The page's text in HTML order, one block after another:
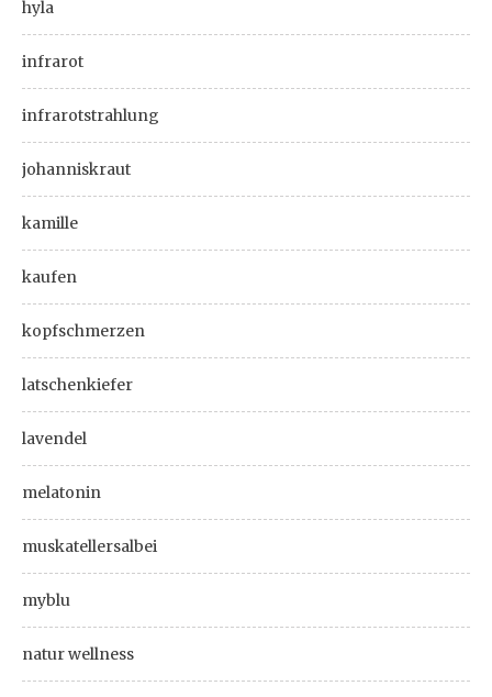
hyla
infrarot
infrarotstrahlung
johanniskraut
kamille
kaufen
kopfschmerzen
latschenkiefer
lavendel
melatonin
muskatellersalbei
myblu
natur wellness